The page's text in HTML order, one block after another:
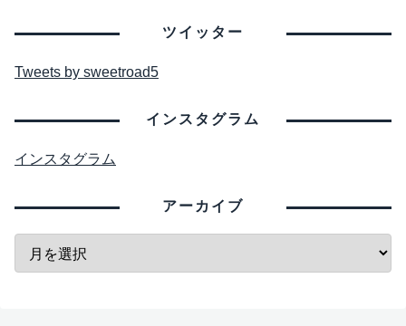
ツイッター
Tweets by sweetroad5
インスタグラム
インスタグラム
アーカイブ